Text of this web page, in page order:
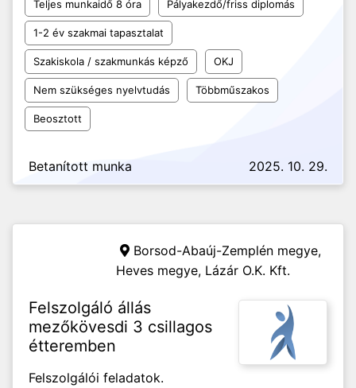
Teljes munkaidő 8 óra Pályakezdő/friss diplomás
1-2 év szakmai tapasztalat
Szakiskola / szakmunkás képző OKJ
Nem szükséges nyelvtudás Többműszakos
Beosztott
Betanított munka 2025. 10. 29.
Borsod-Abaúj-Zemplén megye,
Heves megye, Lázár O.K. Kft.
Felszolgáló állás
mezőkövesdi 3 csillagos
étteremben
Felszolgálói feladatok.